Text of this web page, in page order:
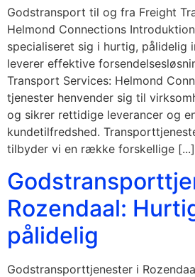
Godstransport til og fra Freight
Helmond Connections
specialiseret sig i hurtig, pålidelig
leverer effektive
Transport Services: Helmond
tjenester henvender sig til
og sikrer rettidige leverancer og
kundetilfredshed.
tilbyder vi en række forskellige [...]
Rozendaal:
pålidelig
Godstransporttjenester i